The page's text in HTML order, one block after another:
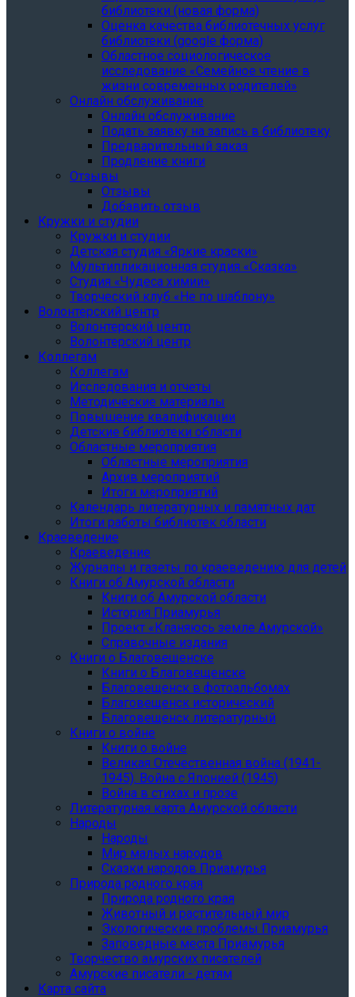
библиотеки (новая форма)
Oценка качества библиотечных услуг
библиотеки (google форма)
Областное социологическое
исследование «Семейное чтение в
жизни современных родителей»
Онлайн обслуживание
Онлайн обслуживание
Подать заявку на запись в библиотеку
Предварительный заказ
Продление книги
Отзывы
Отзывы
Добавить отзыв
Кружки и студии
Кружки и студии
Детская студия «Яркие краски»
Мультипликационная студия «Сказка»
Студия «Чудеса химии»
Творческий клуб «Не по шаблону»
Волонтерский центр
Волонтерский центр
Волонтерский центр
Коллегам
Коллегам
Исследования и отчеты
Методические материалы
Повышение квалификации
Детские библиотеки области
Областные мероприятия
Областные мероприятия
Архив мероприятий
Итоги мероприятий
Календарь литературных и памятных дат
Итоги работы библиотек области
Краеведение
Краеведение
Журналы и газеты по краеведению для детей
Книги об Амурской области
Книги об Амурской области
История Приамурья
Проект «Кланяюсь земле Амурской»
Справочные издания
Книги о Благовещенске
Книги о Благовещенске
Благовещенск в фотоальбомах
Благовещенск исторический
Благовещенск литературный
Книги о войне
Книги о войне
Великая Отечественная война (1941-
1945). Война с Японией (1945)
Война в стихах и прозе
Литературная карта Амурской области
Народы
Народы
Мир малых народов
Сказки народов Приамурья
Природа родного края
Природа родного края
Животный и растительный мир
Экологические проблемы Приамурья
Заповедные места Приамурья
Творчество амурских писателей
Амурские писатели - детям
Карта сайта